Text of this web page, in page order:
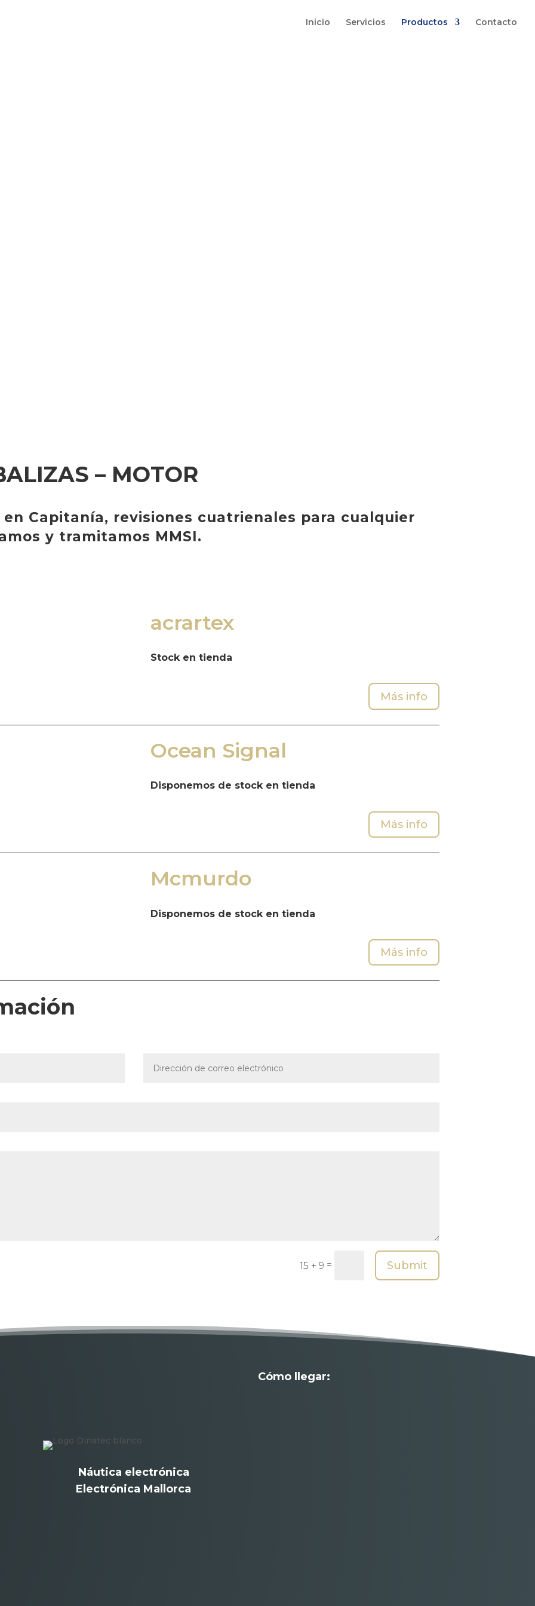
Inicio Servicios Productos Contacto
– MOTOR
en Capitanía, revisiones cuatrienales para cualquier
y tramitamos MMSI.
acrartex
Stock en tienda
Más info
Ocean Signal
Disponemos de stock en tienda
Más info
Mcmurdo
Disponemos de stock en tienda
Más info
15 + 9 = Submit
Náutica electrónica
Electrónica Mallorca
Cómo llegar: